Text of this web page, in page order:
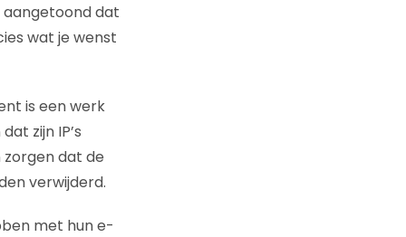
aangetoond dat
wat je wenst
is een werk
zijn IP’s
dat de
verwijderd.
met hun e-